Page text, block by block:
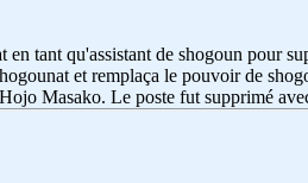
tant qu'assistant de shogoun pour
et remplaça le pouvoir de
Masako. Le poste fut supprimé